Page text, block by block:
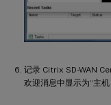
记录 Citrix SD-WAN
欢迎消息中显示为“主机